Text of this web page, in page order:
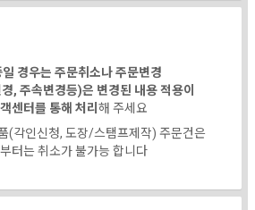
경우는 주문취소나 주문변경
, 주속변경등)은 변경된 내용 적용이
센터를 통해 처리해 주세요
(각인신청, 도장/스탬프제작) 주문건은
터는 취소가 불가능 합니다